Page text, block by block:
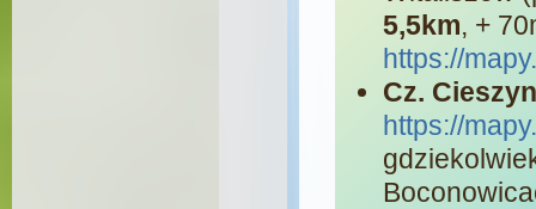
5,5km, +
https://
Cz.
https://